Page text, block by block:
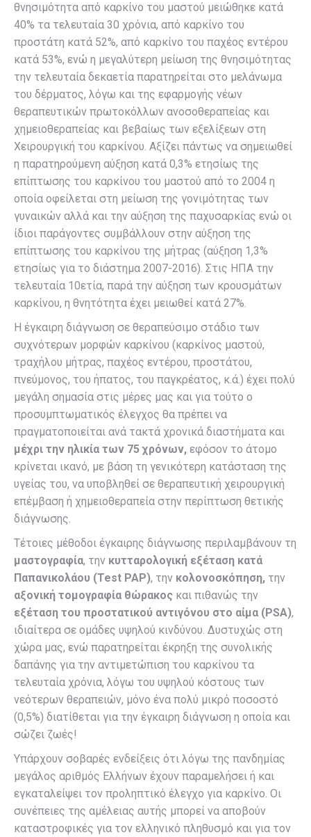
θνησιμότητα από καρκίνο του μαστού μειώθηκε κατά
40% τα τελευταία 30 χρόνια, από καρκίνο του
προστάτη κατά 52%, από καρκίνο του παχέος εντέρου
κατά 53%, ενώ η μεγαλύτερη μείωση της θνησιμότητας
την τελευταία δεκαετία παρατηρείται στο μελάνωμα
του δέρματος, λόγω και της εφαρμογής νέων
θεραπευτικών πρωτοκόλλων ανοσοθεραπείας και
χημειοθεραπείας και βεβαίως των εξελίξεων στη
Χειρουργική του καρκίνου. Αξίζει πάντως να σημειωθεί
η παρατηρούμενη αύξηση κατά 0,3% ετησίως της
επίπτωσης του καρκίνου του μαστού από το 2004 η
οποία οφείλεται στη μείωση της γονιμότητας των
γυναικών αλλά και την αύξηση της παχυσαρκίας ενώ οι
ίδιοι παράγοντες συμβάλλουν στην αύξηση της
επίπτωσης του καρκίνου της μήτρας (αύξηση 1,3%
ετησίως για το διάστημα 2007-2016). Στις ΗΠΑ την
τελευταία 10ετία, παρά την αύξηση των κρουσμάτων
καρκίνου, η θνητότητα έχει μειωθεί κατά 27%.
Η έγκαιρη διάγνωση σε θεραπεύσιμο στάδιο των
συχνότερων μορφών καρκίνου (καρκίνος μαστού,
τραχήλου μήτρας, παχέος εντέρου, προστάτου,
πνεύμονος, του ήπατος, του παγκρέατος, κ.ά.) έχει πολύ
μεγάλη σημασία στις μέρες μας και για τούτο ο
προσυμπτωματικός έλεγχος θα πρέπει να
πραγματοποιείται ανά τακτά χρονικά διαστήματα και
μέχρι την ηλικία των 75 χρόνων, εφόσον το άτομο
κρίνεται ικανό, με βάση τη γενικότερη κατάσταση της
υγείας του, να υποβληθεί σε θεραπευτική χειρουργική
επέμβαση ή χημειοθεραπεία στην περίπτωση θετικής
διάγνωσης.
Τέτοιες μέθοδοι έγκαιρης διάγνωσης περιλαμβάνουν τη
μαστογραφία, την κυτταρολογική εξέταση κατά
Παπανικολάου (Test PAP), την κολονοσκόπηση, την
αξονική τομογραφία θώρακος και πιθανώς την
εξέταση του προστατικού αντιγόνου στο αίμα (PSA),
ιδιαίτερα σε ομάδες υψηλού κινδύνου. Δυστυχώς στη
χώρα μας, ενώ παρατηρείται έκρηξη της συνολικής
δαπάνης για την αντιμετώπιση του καρκίνου τα
τελευταία χρόνια, λόγω του υψηλού κόστους των
νεότερων θεραπειών, μόνο ένα πολύ μικρό ποσοστό
(0,5%) διατίθεται για την έγκαιρη διάγνωση η οποία και
σώζει ζωές!
Υπάρχουν σοβαρές ενδείξεις ότι λόγω της πανδημίας
μεγάλος αριθμός Ελλήνων έχουν παραμελήσει ή και
εγκαταλείψει τον προληπτικό έλεγχο για καρκίνο. Οι
συνέπειες της αμέλειας αυτής μπορεί να αποβούν
καταστροφικές για τον ελληνικό πληθυσμό και για τον